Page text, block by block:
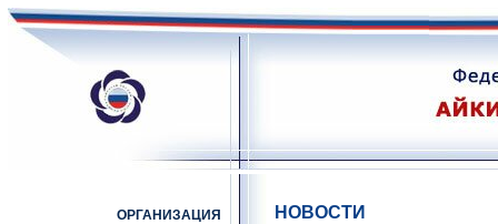
ОРГАНИЗАЦИЯ
НОВОСТИ